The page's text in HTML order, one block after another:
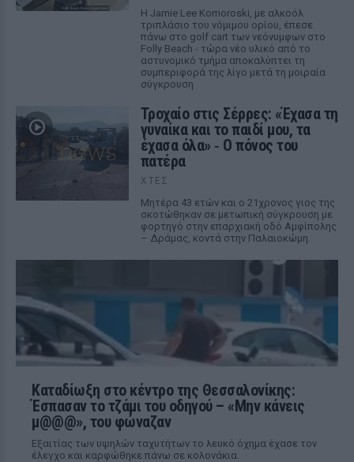
Η Jamie Lee Komoroski, με αλκοόλ
τριπλάσιο του νόμιμου ορίου, έπεσε
πάνω στο golf cart των νεόνυμφων στο
Folly Beach - τώρα νέο υλικό από το
αστυνομικό τμήμα αποκαλύπτει τη
συμπεριφορά της λίγο μετά τη μοιραία
σύγκρουση
Τροχαίο στις Σέρρες: «Έχασα τη
γυναίκα και το παιδί μου, τα
έχασα όλα» ‑ Ο πόνος του
πατέρα
ΧΤΕΣ
Μητέρα 43 ετών και ο 21χρονος γιος της
σκοτώθηκαν σε μετωπική σύγκρουση με
φορτηγό στην επαρχιακή οδό Αμφίπολης
– Δράμας, κοντά στην Παλαιοκώμη.
Καταδίωξη στο κέντρο της Θεσσαλονίκης:
Έσπασαν το τζάμι του οδηγού – «Μην κάνεις
μ@@@», του φώναζαν
Εξαιτίας των υψηλών ταχυτήτων το λευκό όχημα έχασε τον
έλεγχο και καρφώθηκε πάνω σε κολονάκια.